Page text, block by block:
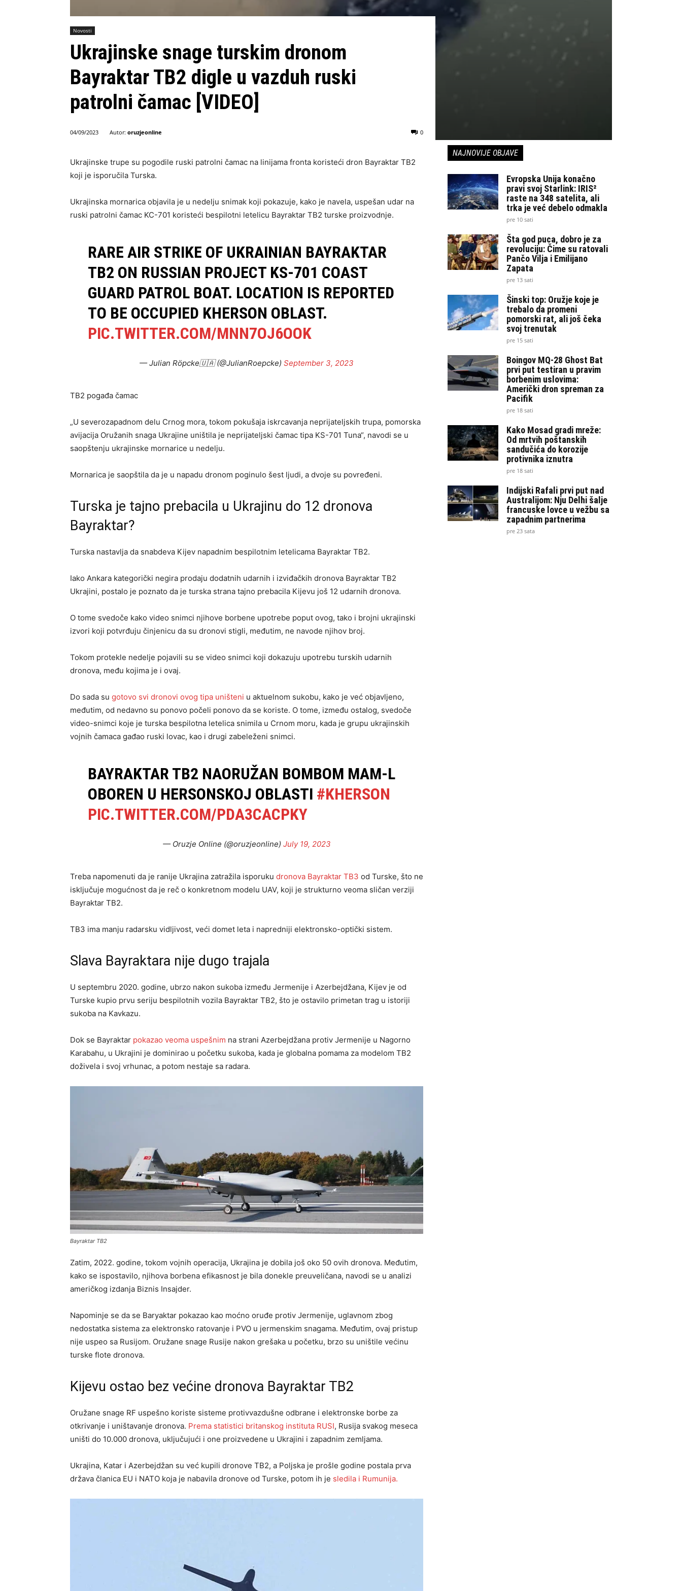
Novosti
Ukrajinske snage turskim dronom
Bayraktar TB2 digle u vazduh ruski
patrolni čamac [VIDEO]
04/09/2023 Autor: oruzjeonline 0
Ukrajinske trupe su pogodile ruski patrolni čamac na linijama fronta koristeći dron Bayraktar TB2
koji je isporučila Turska.
Ukrajinska mornarica objavila je u nedelju snimak koji pokazuje, kako je navela, uspešan udar na
ruski patrolni čamac KC-701 koristeći bespilotni letelicu Bayraktar ​​TB2 turske proizvodnje.
RARE AIR STRIKE OF UKRAINIAN BAYRAKTAR
TB2 ON RUSSIAN PROJECT KS-701 COAST
GUARD PATROL BOAT. LOCATION IS REPORTED
TO BE OCCUPIED KHERSON OBLAST.
PIC.TWITTER.COM/MNN7OJ6OOK
— Julian Röpcke🇺🇦 (@JulianRoepcke) September 3, 2023
TB2 pogađa čamac
„U severozapadnom delu Crnog mora, tokom pokušaja iskrcavanja neprijateljskih trupa, pomorska
avijacija Oružanih snaga Ukrajine uništila je neprijateljski čamac tipa KS-701 Tuna“, navodi se u
saopštenju ukrajinske mornarice u nedelju.
Mornarica je saopštila da je u napadu dronom poginulo šest ljudi, a dvoje su povređeni.
Turska je tajno prebacila u Ukrajinu do 12 dronova
Bayraktar?
Turska nastavlja da snabdeva Kijev napadnim bespilotnim letelicama Bayraktar ​​TB2.
Iako Ankara kategorički negira prodaju dodatnih udarnih i izviđačkih dronova Bayraktar ​​TB2
Ukrajini, postalo je poznato da je turska strana tajno prebacila Kijevu još 12 udarnih dronova.
O tome svedoče kako video snimci njihove borbene upotrebe poput ovog, tako i brojni ukrajinski
izvori koji potvrđuju činjenicu da su dronovi stigli, međutim, ne navode njihov broj.
Tokom protekle nedelje pojavili su se video snimci koji dokazuju upotrebu turskih udarnih
dronova, među kojima je i ovaj.
Do sada su gotovo svi dronovi ovog tipa uništeni u aktuelnom sukobu, kako je već objavljeno,
međutim, od nedavno su ponovo počeli ponovo da se koriste. O tome, između ostalog, svedoče
video-snimci koje je turska bespilotna letelica snimila u Crnom moru, kada je grupu ukrajinskih
vojnih čamaca gađao ruski lovac, kao i drugi zabeleženi snimci.
BAYRAKTAR ​​TB2 NAORUŽAN BOMBOM MAM-L
OBOREN U HERSONSKOJ OBLASTI #KHERSON
PIC.TWITTER.COM/PDA3CACPKY
— Oruzje Online (@oruzjeonline) July 19, 2023
Treba napomenuti da je ranije Ukrajina zatražila isporuku dronova Bayraktar ​​TB3 od Turske, što ne
isključuje mogućnost da je reč o konkretnom modelu UAV, koji je strukturno veoma sličan verziji
Bayraktar ​​TB2.
TB3 ima manju radarsku vidljivost, veći domet leta i napredniji elektronsko-optički sistem.
Slava Bayraktara nije dugo trajala
U septembru 2020. godine, ubrzo nakon sukoba između Jermenije i Azerbejdžana, Kijev je od
Turske kupio prvu seriju bespilotnih vozila Bayraktar ​​TB2, što je ostavilo primetan trag u istoriji
sukoba na Kavkazu.
Dok se Bayraktar pokazao veoma uspešnim na strani Azerbejdžana protiv Jermenije u Nagorno
Karabahu, u Ukrajini je dominirao u početku sukoba, kada je globalna pomama za modelom TB2
doživela i svoj vrhunac, a potom nestaje sa radara.
Bayraktar TB2
Zatim, 2022. godine, tokom vojnih operacija, Ukrajina je dobila još oko 50 ovih dronova. Međutim,
kako se ispostavilo, njihova borbena efikasnost je bila donekle preuveličana, navodi se u analizi
američkog izdanja Biznis Insajder.
Napominje se da se Baryaktar pokazao kao moćno oruđe protiv Jermenije, uglavnom zbog
nedostatka sistema za elektronsko ratovanje i PVO u jermenskim snagama. Međutim, ovaj pristup
nije uspeo sa Rusijom. Oružane snage Rusije nakon grešaka u početku, brzo su uništile većinu
turske flote dronova.
Kijevu ostao bez većine dronova Bayraktar ​​TB2
Oružane snage RF uspešno koriste sisteme protivvazdušne odbrane i elektronske borbe za
otkrivanje i uništavanje dronova. Prema statistici britanskog instituta RUSI, Rusija svakog meseca
uništi do 10.000 dronova, uključujući i one proizvedene u Ukrajini i zapadnim zemljama.
Ukrajina, Katar i Azerbejdžan su već kupili dronove TB2, a Poljska je prošle godine postala prva
država članica EU i NATO koja je nabavila dronove od Turske, potom ih je sledila i Rumunija.
NAJNOVIJE OBJAVE
Evropska Unija konačno
pravi svoj Starlink: IRIS²
raste na 348 satelita, ali
trka je već debelo odmakla
pre 10 sati
Šta god puca, dobro je za
revoluciju: Čime su ratovali
Pančo Vilja i Emilijano
Zapata
pre 13 sati
Šinski top: Oružje koje je
trebalo da promeni
pomorski rat, ali još čeka
svoj trenutak
pre 15 sati
Boingov MQ-28 Ghost Bat
prvi put testiran u pravim
borbenim uslovima:
Američki dron spreman za
Pacifik
pre 18 sati
Kako Mosad gradi mreže:
Od mrtvih poštanskih
sandučića do korozije
protivnika iznutra
pre 18 sati
Indijski Rafali prvi put nad
Australijom: Nju Delhi šalje
francuske lovce u vežbu sa
zapadnim partnerima
pre 23 sata